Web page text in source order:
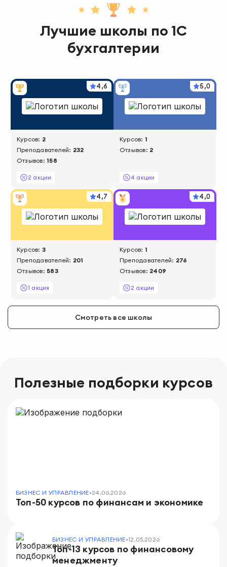
Лучшие школы по1С
бухгалтерии
4,6
Курсов: 2
Преподавателей: 232
Отзывов:158
2 акции
5,0
Курсов: 1
Отзывов: 2
4 акции
4,7
Курсов: 3
Преподавателей: 201
Отзывов:583
1 акция
4,0
Курсов: 1
Преподавателей: 276
Отзывов: 2409
2 акции
Смотреть все школы
Полезные подборки курсов
БИЗНЕС И УПРАВЛЕНИЕ•24.06.2026
Топ-50 курсов по финансам и экономике
БИЗНЕС И УПРАВЛЕНИЕ•12.05.2026
Топ-13 курсов по финансовому
менеджменту